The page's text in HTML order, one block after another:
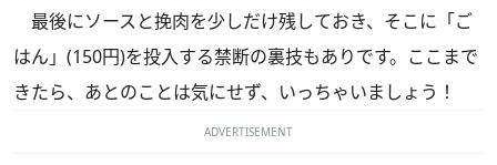
最後にソースと挽肉を少しだけ残しておき、そこに「ご
はん」(150円)を投入する禁断の裏技もありです。ここまで
きたら、あとのことは気にせず、いっちゃいましょう！
ADVERTISEMENT